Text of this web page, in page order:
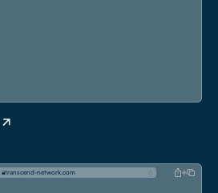
transcend-network.com